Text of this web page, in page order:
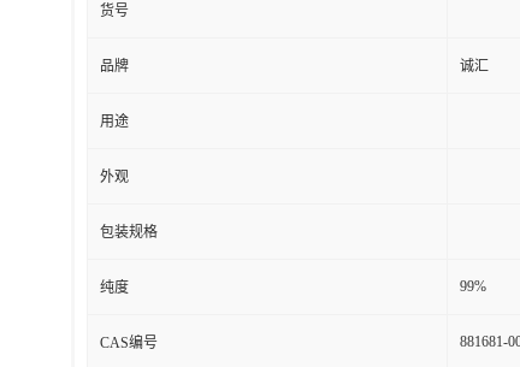
货号
品牌 诚汇
用途
外观
包装规格
纯度 99%
CAS编号 881681-